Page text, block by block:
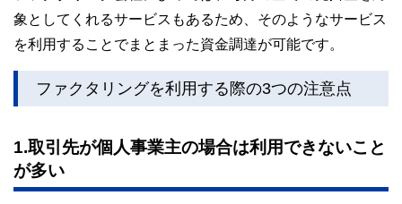
象としてくれるサービスもあるため、そのようなサービス
を利用することでまとまった資金調達が可能です。
ファクタリングを利用する際の3つの注意点
1.取引先が個人事業主の場合は利用できないこと
が多い